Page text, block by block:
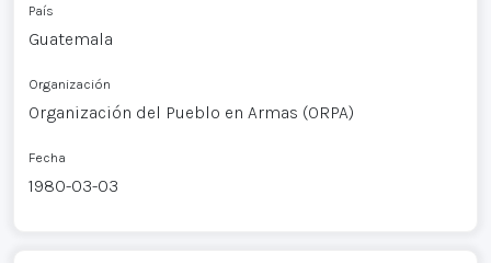
País
Guatemala
Organización
Organización del Pueblo en Armas (ORPA)
Fecha
1980-03-03